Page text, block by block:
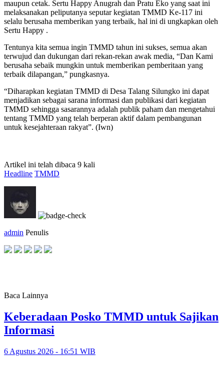
maupun cetak. Sertu Happy Anugrah dan Pratu Eko yang saat ini
melaksanakan peliputanya seputar kegiatan TMMD Ke-117 ini
selalu berusaha memberikan yang terbaik, hal ini di ungkapkan oleh
Sertu Happy .
Tentunya kita semua ingin TMMD tahun ini sukses, semua akan
terwujud dan dukungan dari rekan-rekan awak media, “Dan Kami
berusaha sebaik mungkin untuk memberikan pemberitaan yang
terbaik dilapangan,” pungkasnya.
“Diharapkan kegiatan TMMD di Desa Talang Silungko ini dapat
menjadikan sebagai sarana informasi dan publikasi dari kegiatan
TMMD sehingga sasarannya adalah publik paham dan mengetahui
tentang TMMD yang telah berperan aktif dalam pembangunan
untuk kesejahteraan rakyat”. (Iwn)
Artikel ini telah dibaca 9 kali
Headline TMMD
admin Penulis
Baca Lainnya
Keberadaan Posko TMMD untuk Sajikan
Informasi
6 Agustus 2026 - 16:51 WIB